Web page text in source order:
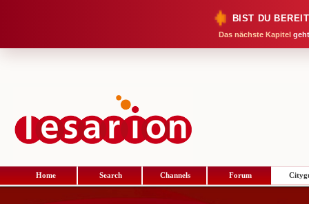
BIST DU
Das nächste Kapitel
Home Search Channels Forum